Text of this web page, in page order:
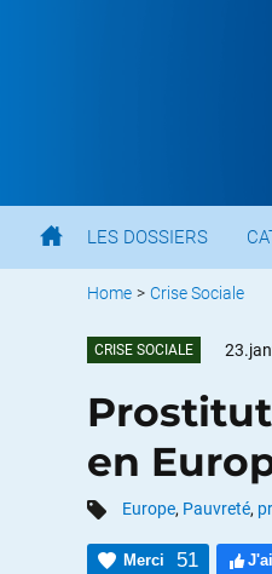
LES DOSSIERS
Home > Crise Sociale
CRISE SOCIALE
en
Europe, Pauvreté,
Merci 51